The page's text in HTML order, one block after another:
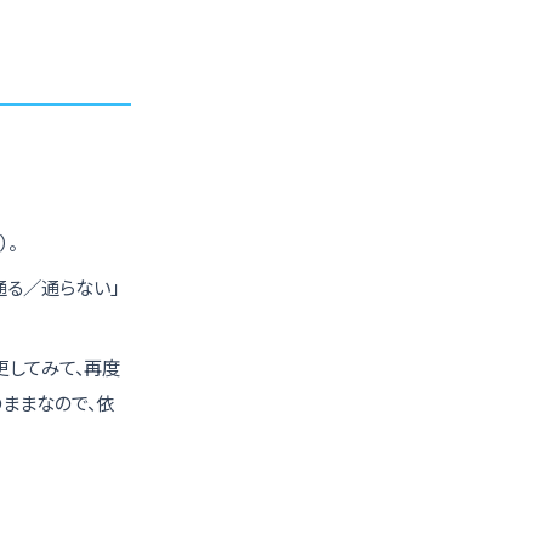
／通らない」
してみて、再度
まなので、依